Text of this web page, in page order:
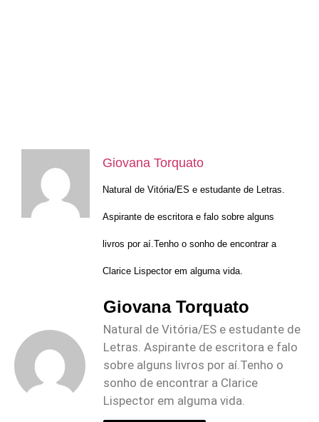
Giovana Torquato
Natural de Vitória/ES e estudante de Letras.
Aspirante de escritora e falo sobre alguns
livros por aí.Tenho o sonho de encontrar a
Clarice Lispector em alguma vida.
Giovana Torquato
Natural de Vitória/ES e estudante de
Letras. Aspirante de escritora e falo
sobre alguns livros por aí.Tenho o
sonho de encontrar a Clarice
Lispector em alguma vida.